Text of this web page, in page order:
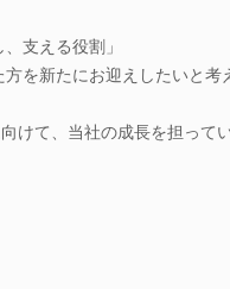
、支える役割」
を新たにお迎えしたいと考
けて、当社の成長を担って